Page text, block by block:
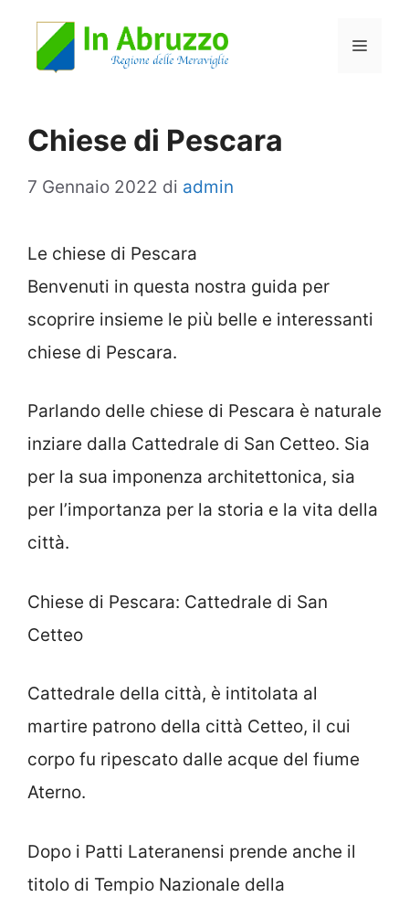
Menu
Chiese di Pescara
7 Gennaio 2022 di admin
Le chiese di Pescara
Benvenuti in questa nostra guida per
scoprire insieme le più belle e interessanti
chiese di Pescara.
Parlando delle chiese di Pescara è naturale
inziare dalla Cattedrale di San Cetteo. Sia
per la sua imponenza architettonica, sia
per l’importanza per la storia e la vita della
città.
Chiese di Pescara: Cattedrale di San
Cetteo
Cattedrale della città, è intitolata al
martire patrono della città Cetteo, il cui
corpo fu ripescato dalle acque del fiume
Aterno.
Dopo i Patti Lateranensi prende anche il
titolo di Tempio Nazionale della